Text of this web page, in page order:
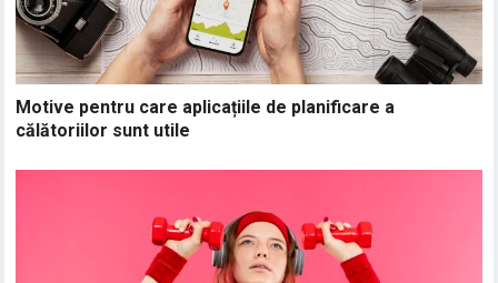
Motive pentru care aplicațiile de planificare a
călătoriilor sunt utile